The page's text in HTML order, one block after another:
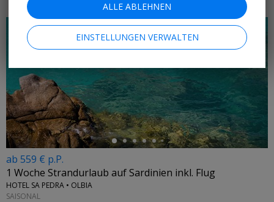
←
ab 559 € p.P.
1 Woche Strandurlaub auf Sardinien inkl. Flug
HOTEL SA PEDRA • OLBIA
SAISONAL
ALLE ABLEHNEN
EINSTELLUNGEN VERWALTEN